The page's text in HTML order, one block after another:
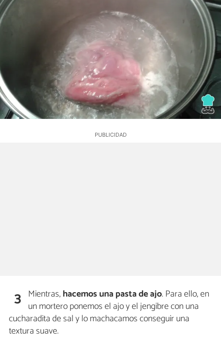
3 Mientras,hacemos una pasta de ajo. Para ello, en
un mortero ponemos el ajo y el jengibre con una
cucharadita de sal y lo machacamos conseguir una
textura suave.